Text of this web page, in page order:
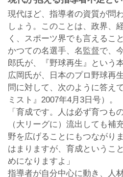
現代ほど、指導者の資質が問
しょう。このことは、政界、
く、スポーツ界でも言えること
かつての名選手、名監督で、
郎氏が、『野球再生』という
広岡氏が、日本のプロ野球再
問に対して、次のように答え
ミスト』2007年4月3日号）。
「育成です。人は必ず育つも
（大リーグに）流出しても補
野を広げることにもつながり
はまりますが、育成というこ
めになりますよ」
指導者が自分中心に動き、人